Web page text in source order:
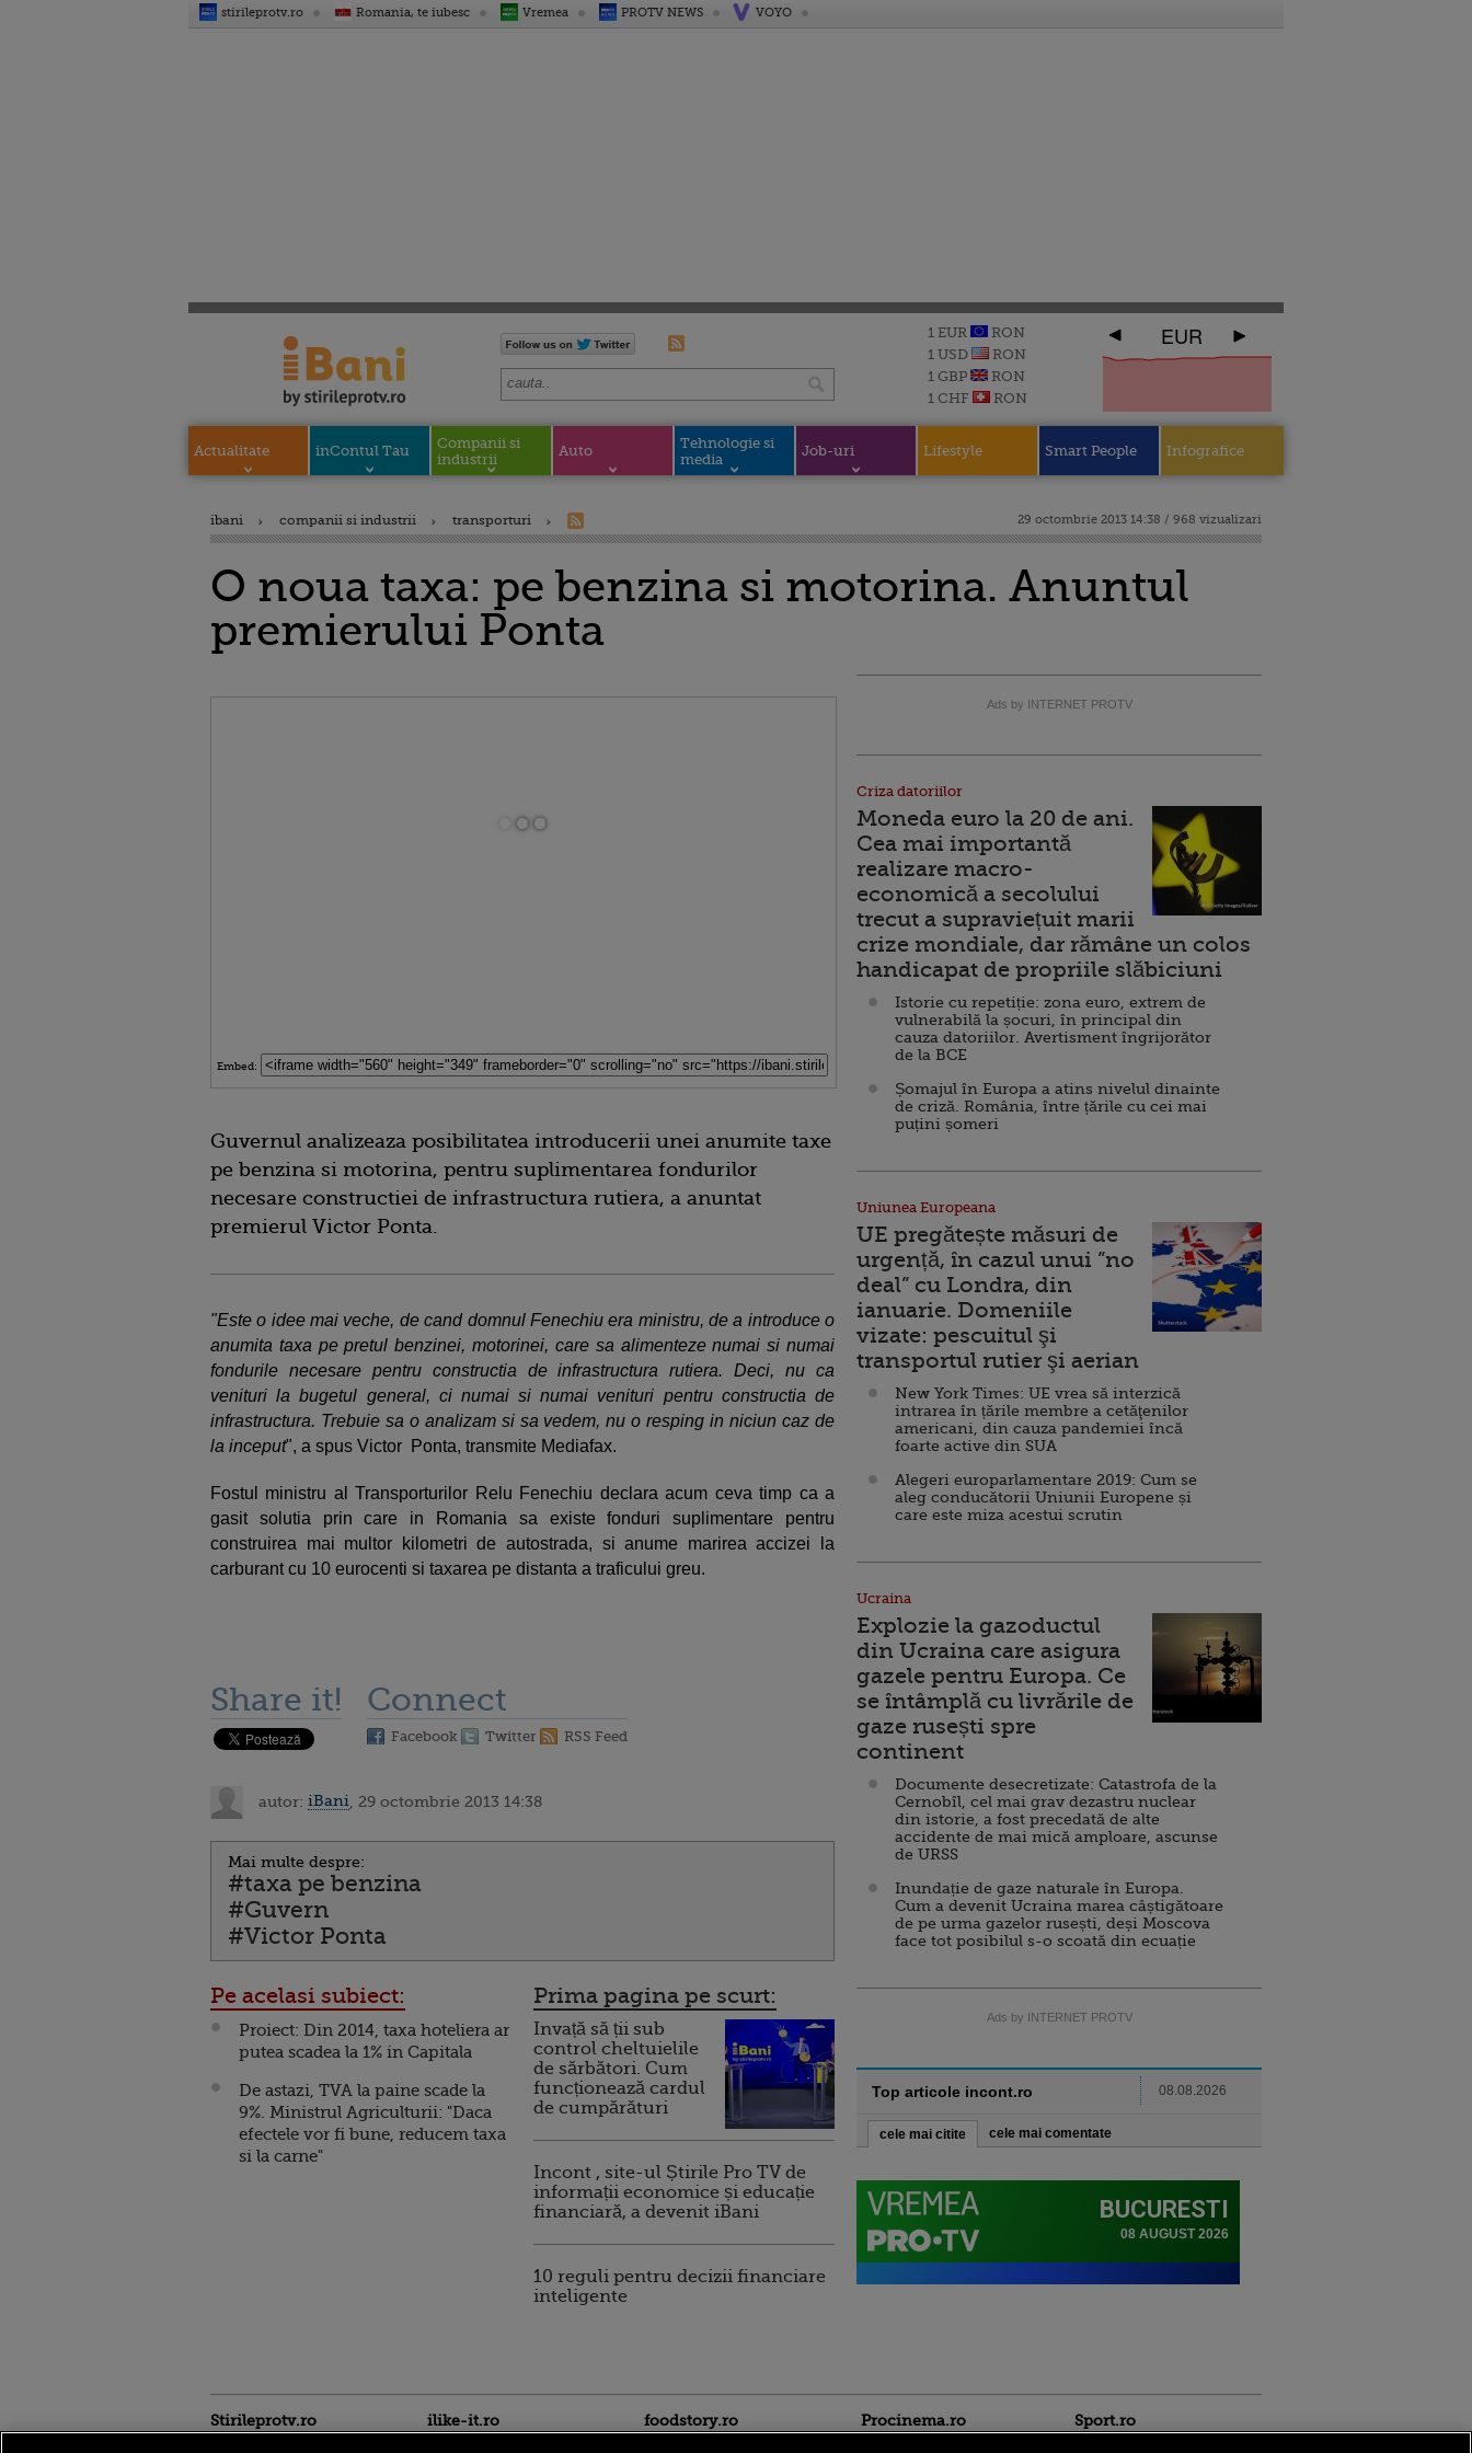
stirileprotv.ro Romania, te iubesc Vremea PROTV NEWS VOYO
1 EUR
RON
1 USD
RON
1 GBP
RON
1 CHF
RON
EUR
Actualitate inContul Tau
Companii si
industrii
Auto
Tehnologie si
media
Job-uri Lifestyle Smart People Infografice
ibani companii si industrii transporturi 29 octombrie 2013 14:38 / 968 vizualizari
O noua taxa: pe benzina si motorina. Anuntul
premierului Ponta
Embed:
Guvernul analizeaza posibilitatea introducerii unei anumite taxe
pe benzina si motorina, pentru suplimentarea fondurilor
necesare constructiei de infrastructura rutiera, a anuntat
premierul Victor Ponta.
"Este o idee mai veche, de cand domnul Fenechiu era ministru, de a introduce o
anumita taxa pe pretul benzinei, motorinei, care sa alimenteze numai si numai
fondurile necesare pentru constructia de infrastructura rutiera. Deci, nu ca
venituri la bugetul general, ci numai si numai venituri pentru constructia de
infrastructura. Trebuie sa o analizam si sa vedem, nu o resping in niciun caz de
la inceput", a spus Victor Ponta, transmite Mediafax.
Fostul ministru al Transporturilor Relu Fenechiu declara acum ceva timp ca a
gasit solutia prin care in Romania sa existe fonduri suplimentare pentru
construirea mai multor kilometri de autostrada, si anume marirea accizei la
carburant cu 10 eurocenti si taxarea pe distanta a traficului greu.
Share it! Connect
Facebook Twitter RSS Feed
autor: iBani , 29 octombrie 2013 14:38
Mai multe despre:
#taxa pe benzina
#Guvern
#Victor Ponta
Pe acelasi subiect:
Proiect: Din 2014, taxa hoteliera ar
putea scadea la 1% in Capitala
De astazi, TVA la paine scade la
9%. Ministrul Agriculturii: "Daca
efectele vor fi bune, reducem taxa
si la carne"
Prima pagina pe scurt:
Invață să ții sub
control cheltuielile
de sărbători. Cum
funcționează cardul
de cumpărături
Incont , site-ul Știrile Pro TV de
informații economice și educație
financiară, a devenit iBani
10 reguli pentru decizii financiare
inteligente
Ads by INTERNET PROTV
Criza datoriilor
Moneda euro la 20 de ani.
Cea mai importantă
realizare macro-
economică a secolului
trecut a supraviețuit marii
crize mondiale, dar rămâne un colos
handicapat de propriile slăbiciuni
Istorie cu repetiție: zona euro, extrem de
vulnerabilă la șocuri, în principal din
cauza datoriilor. Avertisment îngrijorător
de la BCE
Șomajul în Europa a atins nivelul dinainte
de criză. România, între țările cu cei mai
puțini șomeri
Uniunea Europeana
UE pregătește măsuri de
urgență, în cazul unui ”no
deal” cu Londra, din
ianuarie. Domeniile
vizate: pescuitul şi
transportul rutier şi aerian
New York Times: UE vrea să interzică
intrarea în țările membre a cetăţenilor
americani, din cauza pandemiei încă
foarte active din SUA
Alegeri europarlamentare 2019: Cum se
aleg conducătorii Uniunii Europene și
care este miza acestui scrutin
Ucraina
Explozie la gazoductul
din Ucraina care asigura
gazele pentru Europa. Ce
se întâmplă cu livrările de
gaze rusești spre
continent
Documente desecretizate: Catastrofa de la
Cernobîl, cel mai grav dezastru nuclear
din istorie, a fost precedată de alte
accidente de mai mică amploare, ascunse
de URSS
Inundație de gaze naturale în Europa.
Cum a devenit Ucraina marea câștigătoare
de pe urma gazelor rusești, deși Moscova
face tot posibilul s-o scoată din ecuație
Ads by INTERNET PROTV
Top articole incont.ro 08.08.2026
cele mai citite cele mai comentate
Stirileprotv.ro ilike-it.ro foodstory.ro Procinema.ro Sport.ro